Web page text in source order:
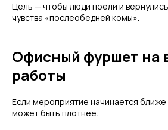
Цель — чтобы люди поели и
чувства «послеобедней комы».
Офисный фуршет на
работы
Если мероприятие начинается
может быть плотнее: